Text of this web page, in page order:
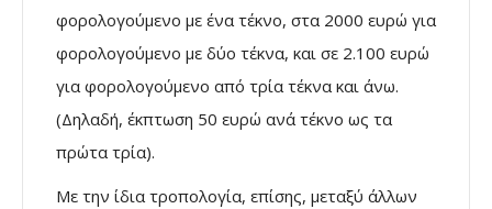
φορολογούμενο με ένα τέκνο, στα 2000 ευρώ για
φορολογούμενο με δύο τέκνα, και σε 2.100 ευρώ
για φορολογούμενο από τρία τέκνα και άνω.
(Δηλαδή, έκπτωση 50 ευρώ ανά τέκνο ως τα
πρώτα τρία).
Με την ίδια τροπολογία, επίσης, μεταξύ άλλων